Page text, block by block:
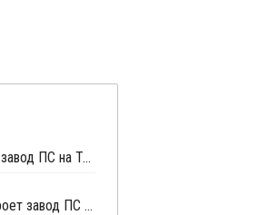
Taita Chemical в апреле загрузила завод ПС на Тайване на полную мощность
Taita Chemical в начале марта закроет завод ПС в Тайване на плановую профилактику